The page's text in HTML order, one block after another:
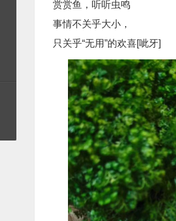
赏赏鱼，听听虫鸣
事情不关乎大小，
只关乎“无用”的欢喜[呲牙]